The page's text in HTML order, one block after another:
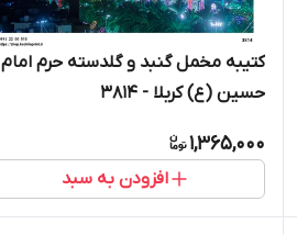
کتیبه مخمل گنبد و گلدسته حرم امام
حسین (ع) کربلا - 3814
1,365,000
افزودن به سبد